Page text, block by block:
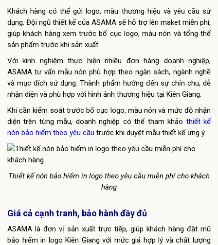
Khách hàng có thể gửi logo, màu thương hiệu và yêu cầu sử
dụng. Đội ngũ thiết kế của ASAMA sẽ hỗ trợ lên maket miễn phí,
giúp khách hàng xem trước bố cục logo, màu nón và tổng thể
sản phẩm trước khi sản xuất.
Với kinh nghiệm thực hiện nhiều đơn hàng doanh nghiệp,
ASAMA tư vấn mẫu nón phù hợp theo ngân sách, ngành nghề
và mục đích sử dụng. Thành phẩm hướng đến sự chỉn chu, dễ
nhận diện và phù hợp với hình ảnh thương hiệu tại Kiên Giang.
Khi cần kiểm soát trước bố cục logo, màu nón và mức độ nhận
diện trên từng mẫu, doanh nghiệp có thể tham khảo thiết kế
nón bảo hiểm theo yêu cầu trước khi duyệt mẫu thiết kế ưng ý.
Thiết kế nón bảo hiểm in logo theo yêu cầu miễn phí cho khách
hàng
Giá cả cạnh tranh, bảo hành đầy đủ
ASAMA là đơn vị sản xuất trực tiếp, giúp khách hàng đặt mũ
bảo hiểm in logo Kiên Giang với mức giá hợp lý và chất lượng